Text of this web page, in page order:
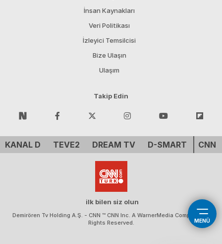
MENÜ
İnsan Kaynakları
Veri Politikası
İzleyici Temsilcisi
Bize Ulaşın
Ulaşım
Takip Edin
KANAL D TEVE2 DREAM TV D-SMART CNN
ilk bilen siz olun
Demirören Tv Holding A.Ş. - CNN ™ CNN Inc. A WarnerMedia Company. All
Rights Reserved.